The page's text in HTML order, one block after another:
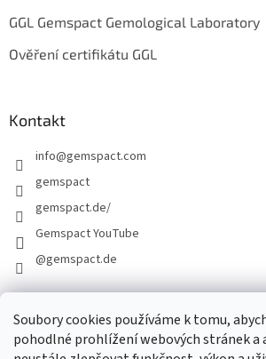
Soubory cookies používáme k tomu,
pohodlné prohlížení webových stránek a
GGL Gemspact Gemological Laboratory
Ověření certifikátu GGL
Kontakt
info@gemspact.com
gemspact
gemspact.de/
Gemspact YouTube
@gemspact.de
KONTAKTNÍ FORMULÁŘ